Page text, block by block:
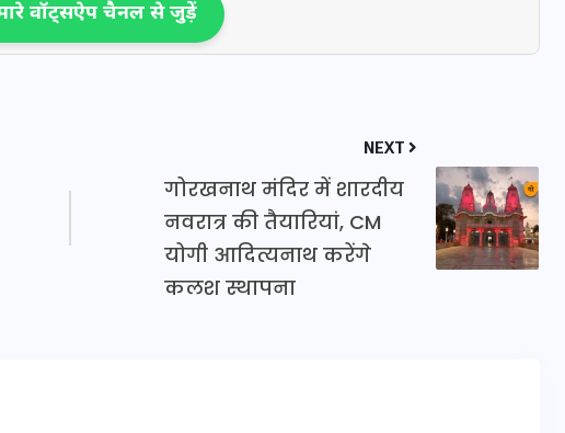
वॉट्सऐप चैनल से जुड़ें
NEXT
गोरखनाथ मंदिर में शारदीय
नवरात्र की तैयारियां, CM
योगी आदित्यनाथ करेंगे
कलश स्थापना
जिस कमरे में बिना बिजली-पंखे
के बीते 4 साल, उसे देख भावुक
हुए बृजभूषण सिंह, कहा-यहीं
तपकर बना सोना